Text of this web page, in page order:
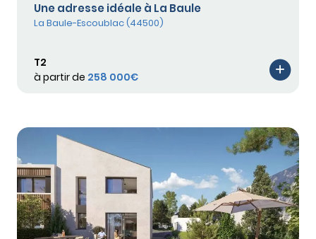
Une adresse idéale à La Baule
La Baule-Escoublac (44500)
T2
à partir de 258 000€